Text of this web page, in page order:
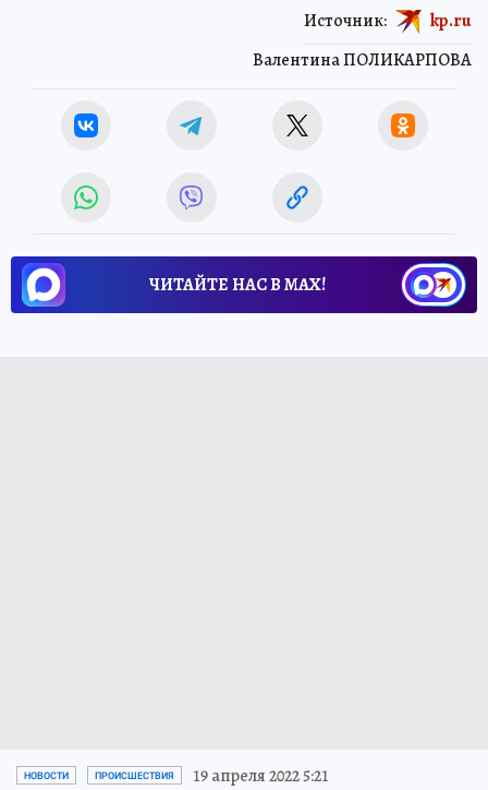
Валентина ПОЛИКАРПОВА
Источник: kp.ru
ЧИТАЙТЕ НАС В МАХ!
НОВОСТИ ПРОИСШЕСТВИЯ 19 апреля 2022 5:21